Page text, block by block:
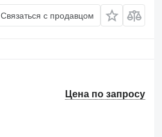
Связаться с продавцом
Цена по запросу